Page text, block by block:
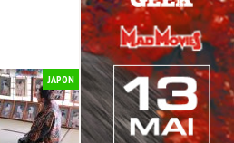
JAPON